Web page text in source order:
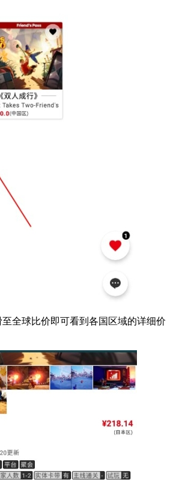
全球比价即可看到各国区域的详细价